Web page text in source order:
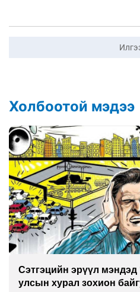
Холбоотой мэдээ
Сэтгэцийн эрүүл мэндэд
улсын хурал зохион